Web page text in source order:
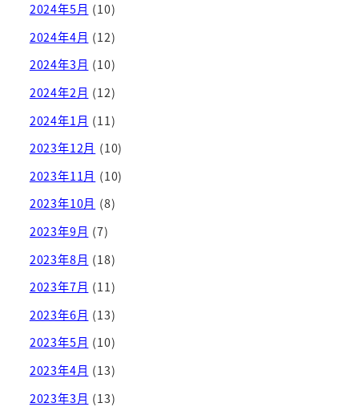
2024年5月 (10)
2024年4月 (12)
2024年3月 (10)
2024年2月 (12)
2024年1月 (11)
2023年12月 (10)
2023年11月 (10)
2023年10月 (8)
2023年9月 (7)
2023年8月 (18)
2023年7月 (11)
2023年6月 (13)
2023年5月 (10)
2023年4月 (13)
2023年3月 (13)